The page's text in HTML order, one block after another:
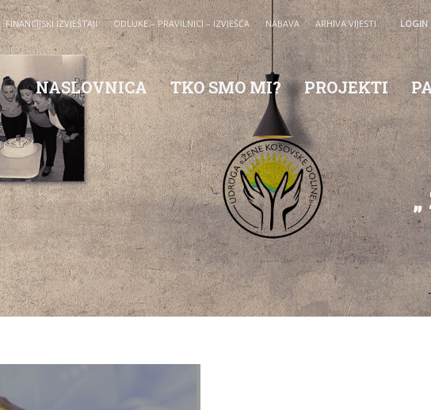
FINANCIJSKI IZVJEŠTAJI ODLUKE – PRAVILNICI – IZVJEŠĆA NABAVA ARHIVA VIJESTI LOGIN
NASLOVNICA TKO SMO MI? PROJEKTI